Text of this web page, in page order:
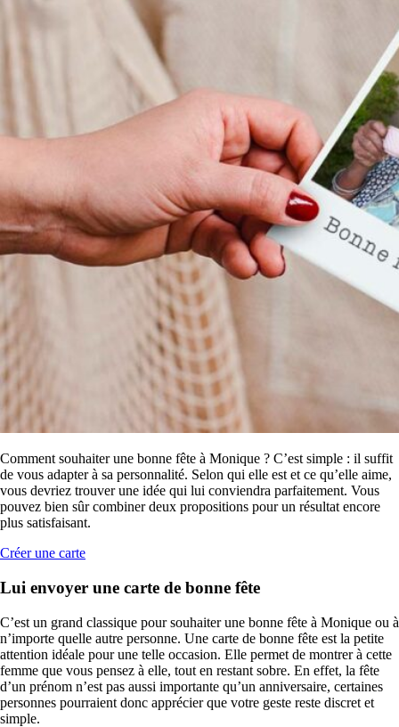
Comment souhaiter une bonne fête à Monique ? C’est simple : il suffit
de vous adapter à sa personnalité. Selon qui elle est et ce qu’elle aime,
vous devriez trouver une idée qui lui conviendra parfaitement. Vous
pouvez bien sûr combiner deux propositions pour un résultat encore
plus satisfaisant.
Créer une carte
Lui envoyer une carte de bonne fête
C’est un grand classique pour souhaiter une bonne fête à Monique ou à
n’importe quelle autre personne. Une carte de bonne fête est la petite
attention idéale pour une telle occasion. Elle permet de montrer à cette
femme que vous pensez à elle, tout en restant sobre. En effet, la fête
d’un prénom n’est pas aussi importante qu’un anniversaire, certaines
personnes pourraient donc apprécier que votre geste reste discret et
simple.